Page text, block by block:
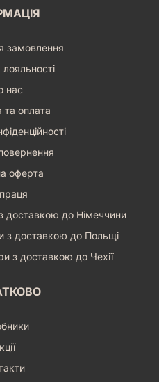
замовлення
нас
та оплата
оферта
з доставкою до Німеччини
з доставкою до Польщі
з доставкою до Чехії